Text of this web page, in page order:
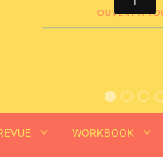
WORKBOOK